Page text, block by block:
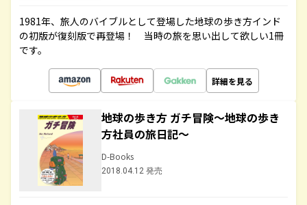
1981年、旅人のバイブルとして登場した地球の歩き方インド
の初版が復刻版で再登場！ 当時の旅を思い出して欲しい1冊
です。
詳細を見る
地球の歩き方 ガチ冒険～地球の歩き
方社員の旅日記～
D-Books
2018.04.12 発売